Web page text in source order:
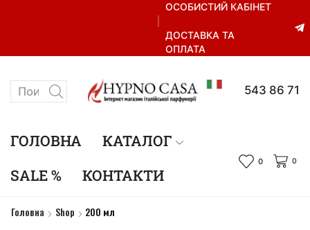
ОСОБИСТИЙ КАБІНЕТ
ДОСТАВКА ТА
ОПЛАТА
+38 067 543 86 71
ГОЛОВНА
КАТАЛОГ
SALE %
КОНТАКТИ
0 0
Головна Shop 200 мл